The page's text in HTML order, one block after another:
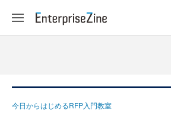
今日からはじめるRFP入門教室